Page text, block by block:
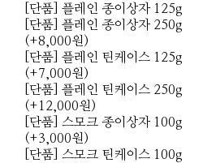
[단품] 플레인 종이상자 125g
[단품] 플레인 종이상자 250g
(+8,000원)
[단품] 플레인 틴케이스 125g
(+7,000원)
[단품] 플레인 틴케이스 250g
(+12,000원)
[단품] 스모크 종이상자 100g
(+3,000원)
[단품] 스모크 틴케이스 100g